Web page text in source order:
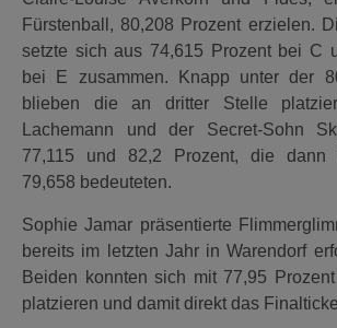
Fürstenball, 80,208 Prozent erzielen.
setzte sich aus 74,615 Prozent bei C
bei E zusammen. Knapp unter der
blieben die an dritter Stelle
Lachemann und der Secret-Sohn
77,115 und 82,2 Prozent, die dann
79,658 bedeuteten.
Sophie Jamar präsentierte
bereits im letzten Jahr in Warendorf
Beiden konnten sich mit 77,95
platzieren und damit direkt das